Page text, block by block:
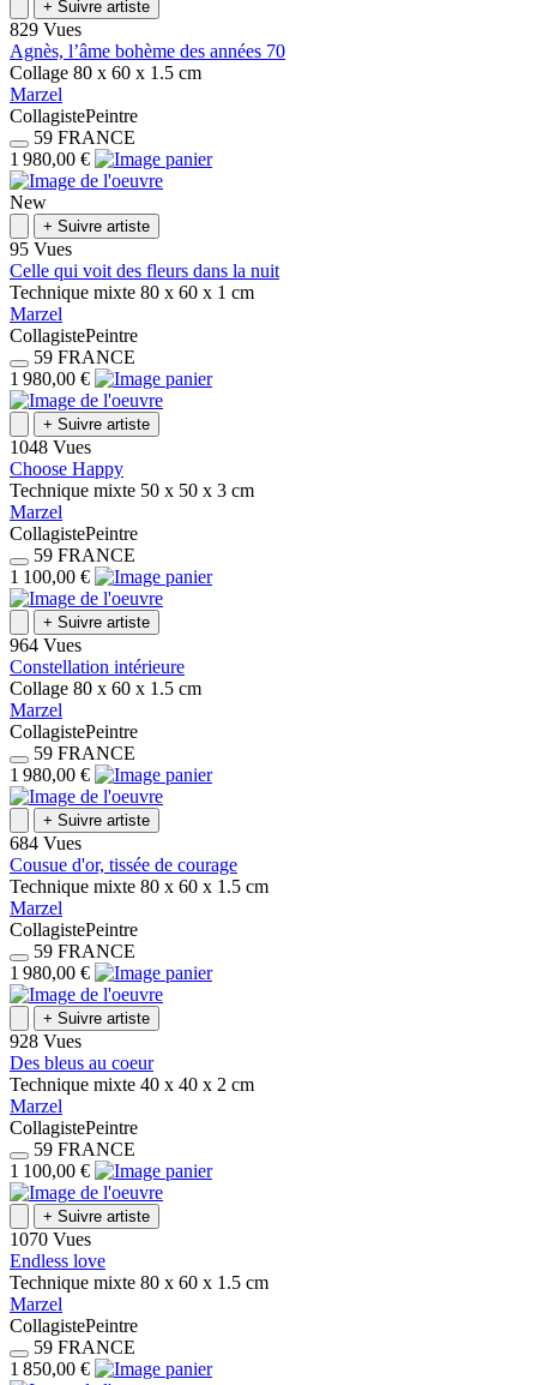
+ Suivre artiste
829 Vues
Agnès, l’âme bohème des années 70
Collage 80 x 60 x 1.5 cm
Marzel
CollagistePeintre
59 FRANCE
1 980,00 €
New
+ Suivre artiste
95 Vues
Celle qui voit des fleurs dans la nuit
Technique mixte 80 x 60 x 1 cm
Marzel
CollagistePeintre
59 FRANCE
1 980,00 €
+ Suivre artiste
1048 Vues
Choose Happy
Technique mixte 50 x 50 x 3 cm
Marzel
CollagistePeintre
59 FRANCE
1 100,00 €
+ Suivre artiste
964 Vues
Constellation intérieure
Collage 80 x 60 x 1.5 cm
Marzel
CollagistePeintre
59 FRANCE
1 980,00 €
+ Suivre artiste
684 Vues
Cousue d'or, tissée de courage
Technique mixte 80 x 60 x 1.5 cm
Marzel
CollagistePeintre
59 FRANCE
1 980,00 €
+ Suivre artiste
928 Vues
Des bleus au coeur
Technique mixte 40 x 40 x 2 cm
Marzel
CollagistePeintre
59 FRANCE
1 100,00 €
+ Suivre artiste
1070 Vues
Endless love
Technique mixte 80 x 60 x 1.5 cm
Marzel
CollagistePeintre
59 FRANCE
1 850,00 €